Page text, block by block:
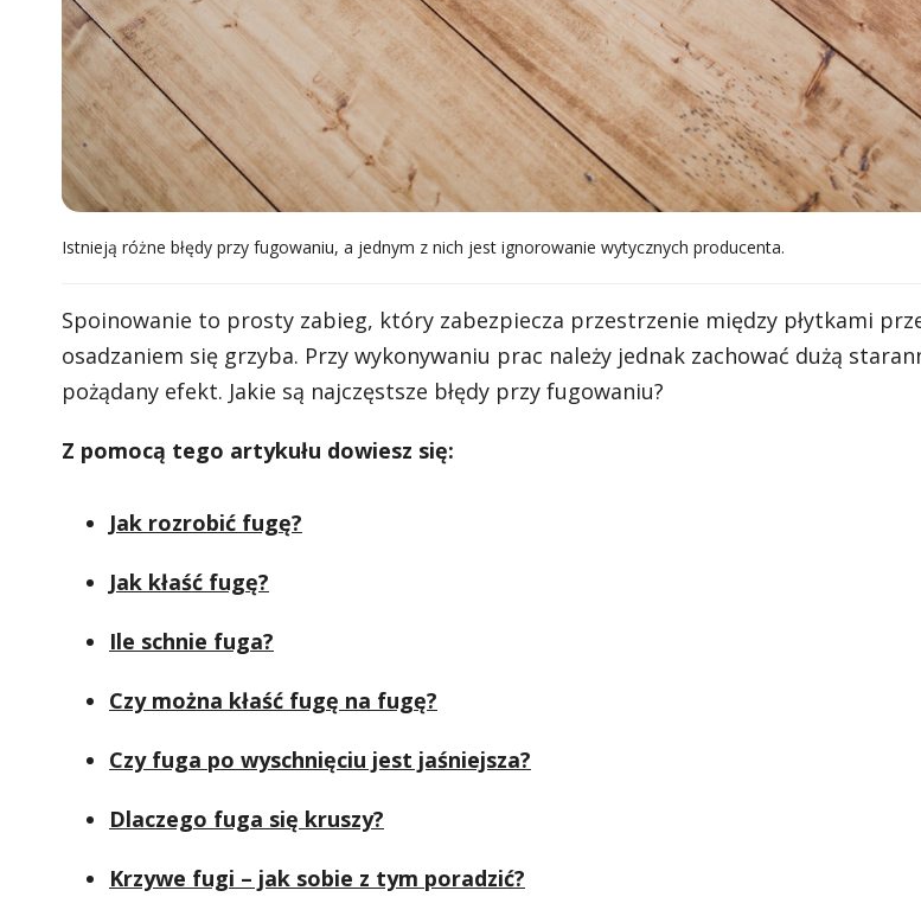
Istnieją różne błędy przy fugowaniu, a jednym z nich jest ignorowanie wytycznych producenta.
Spoinowanie to prosty zabieg, który zabezpiecza przestrzenie między płytkami
osadzaniem się grzyba. Przy wykonywaniu prac należy jednak zachować dużą
pożądany efekt. Jakie są najczęstsze błędy przy fugowaniu?
Z pomocą tego artykułu dowiesz się:
Jak rozrobić fugę?
Jak kłaść fugę?
Ile schnie fuga?
Czy można kłaść fugę na fugę?
Czy fuga po wyschnięciu jest jaśniejsza?
Dlaczego fuga się kruszy?
Krzywe fugi – jak sobie z tym poradzić?